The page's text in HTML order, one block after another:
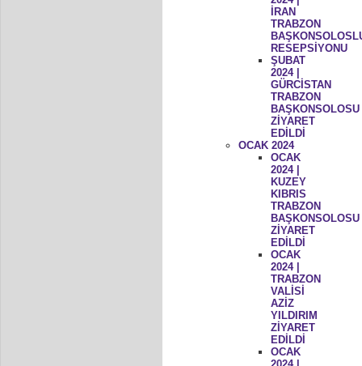
İRAN
TRABZON
RESEPSİYONU
ŞUBAT
2024 |
GÜRCİSTAN
TRABZON
BAŞKONSOLOSU
ZİYARET
EDİLDİ
OCAK 2024
OCAK
2024 |
KUZEY
KIBRIS
TRABZON
BAŞKONSOLOSU
ZİYARET
EDİLDİ
OCAK
2024 |
TRABZON
VALİSİ
AZİZ
YILDIRIM
ZİYARET
EDİLDİ
OCAK